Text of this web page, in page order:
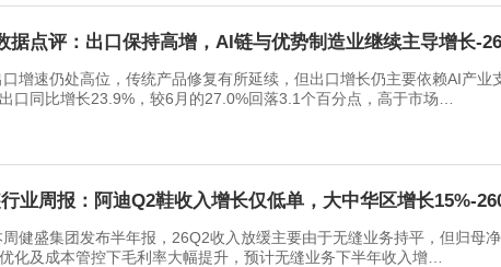
据点评：出口保持高增，AI链与优势制造业继续主导增长-
仍处高位，传统产品修复有所延续，但出口增长仍主要依赖AI产业
口同比增长23.9%，较6月的27.0%回落3.1个百分点，高于市场…
业周报：阿迪Q2鞋收入增长仅低单，大中华区增长15%-
集团发布半年报，26Q2收入放缓主要由于无缝业务持平，但归母净
化及成本管控下毛利率大幅提升，预计无缝业务下半年收入增…